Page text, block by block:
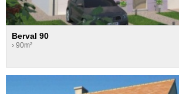
Berval 90
› 90m²